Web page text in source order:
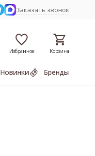
Заказать звонок
Избранное Корзина
Новинки Бренды